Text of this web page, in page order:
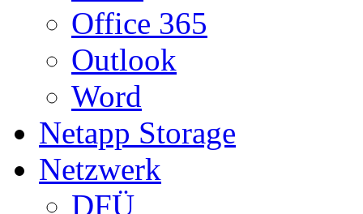
Office 365
Outlook
Word
Netapp Storage
Netzwerk
DFÜ